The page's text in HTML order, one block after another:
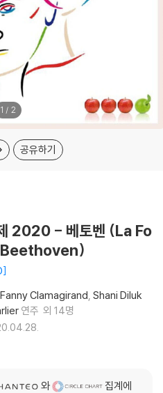
1 / 2
공유하기
2020 - 베토벤 (La Fo
Fanny Clamagirand Shani Diluk
연주 외 14명
와
집계에